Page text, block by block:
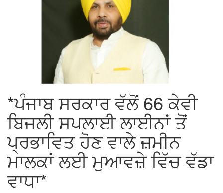
*ਪੰਜਾਬ ਸਰਕਾਰ ਵੱਲੋਂ 66 ਕੇਵੀ
ਬਿਜਲੀ ਸਪਲਾਈ ਲਾਈਨਾਂ ਤੋਂ
ਪ੍ਰਭਾਵਿਤ ਹੋਣ ਵਾਲੇ ਜ਼ਮੀਨ
ਮਾਲਕਾਂ ਲਈ ਮੁਆਵਜ਼ੇ ਵਿੱਚ ਵੱਡਾ
ਵਾਧਾ*